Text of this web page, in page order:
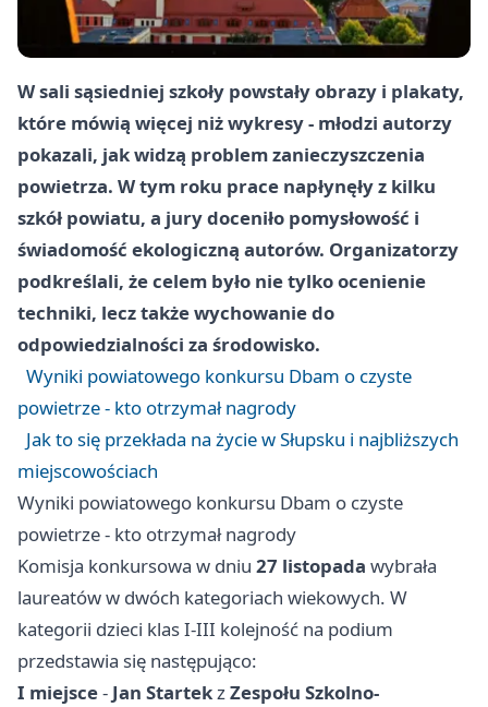
W sali sąsiedniej szkoły powstały obrazy i plakaty,
które mówią więcej niż wykresy - młodzi autorzy
pokazali, jak widzą problem zanieczyszczenia
powietrza. W tym roku prace napłynęły z kilku
szkół powiatu, a jury doceniło pomysłowość i
świadomość ekologiczną autorów. Organizatorzy
podkreślali, że celem było nie tylko ocenienie
techniki, lecz także wychowanie do
odpowiedzialności za środowisko.
Wyniki powiatowego konkursu Dbam o czyste
powietrze - kto otrzymał nagrody
Jak to się przekłada na życie w Słupsku i najbliższych
miejscowościach
Wyniki powiatowego konkursu Dbam o czyste
powietrze - kto otrzymał nagrody
Komisja konkursowa w dniu 27 listopada wybrała
laureatów w dwóch kategoriach wiekowych. W
kategorii dzieci klas I-III kolejność na podium
przedstawia się następująco:
I miejsce- Jan StartekzZespołu Szkolno-